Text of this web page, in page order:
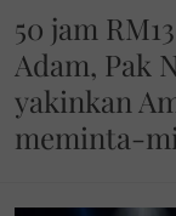
50 jam
Adam, Pak
yakinkan
meminta-